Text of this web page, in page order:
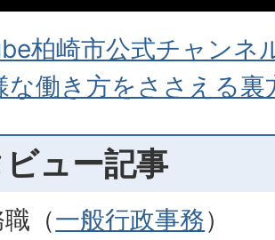
柏崎市公式チャンネ
働き方をささえる裏
ュー記事
（一般行政事務）